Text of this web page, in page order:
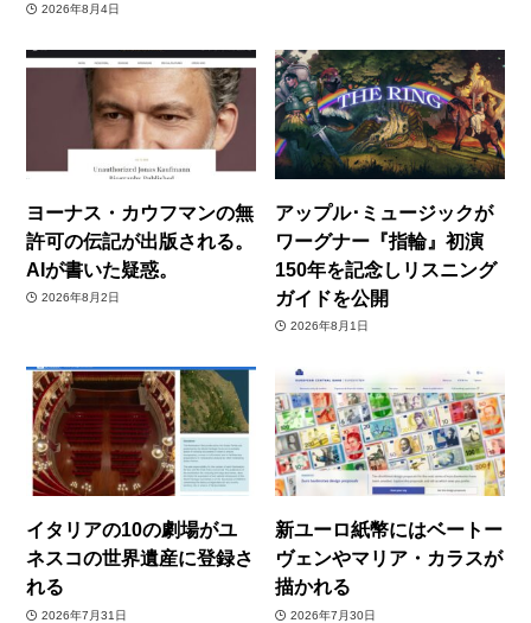
2026年8月4日
ヨーナス・カウフマンの無
許可の伝記が出版される。
AIが書いた疑惑。
2026年8月2日
アップル･ミュージックが
ワーグナー『指輪』初演
150年を記念しリスニング
ガイドを公開
2026年8月1日
イタリアの10の劇場がユ
ネスコの世界遺産に登録さ
れる
2026年7月31日
新ユーロ紙幣にはベートー
ヴェンやマリア・カラスが
描かれる
2026年7月30日